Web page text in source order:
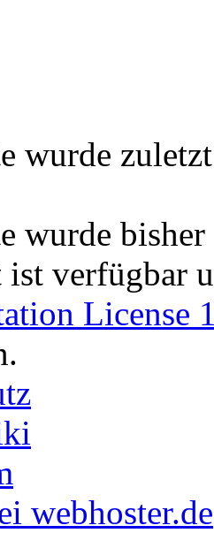
wurde
wurde
ist verfügbar
License
webhoster.de